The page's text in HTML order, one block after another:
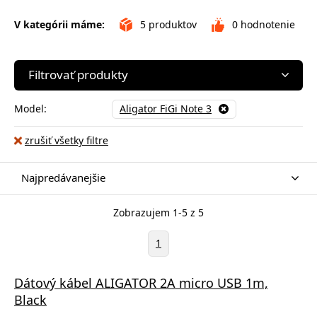
V kategórii máme: 5 produktov 0 hodnotenie
Filtrovať produkty
Model: Aligator FiGi Note 3
zrušiť všetky filtre
Najpredávanejšie
Zobrazujem 1-5 z 5
1
Dátový kábel ALIGATOR 2A micro USB 1m,
Black